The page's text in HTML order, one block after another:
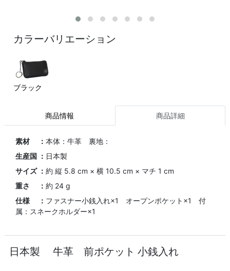
カラーバリエーション
ブラック
商品情報 商品詳細
素材 ：本体：牛革 裏地：
生産国 ： 日本製
サイズ ：約 縦 5.8 cm × 横 10.5 cm × マチ 1 cm
重さ ：約 24 g
仕様 ： ファスナー小銭入れ×1 オープンポケット×1 付
属：スネークホルダー×1
日本製 牛革 前ポケット 小銭入れ